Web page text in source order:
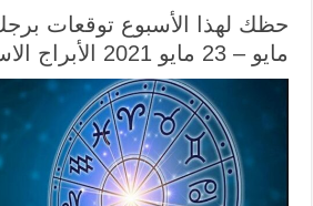
مايو – 23 مايو 2021 الأبراج الاسبوعية ماغي فرح